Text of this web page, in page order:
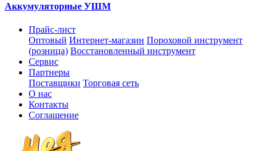
Аккумуляторные УШМ
Прайс-лист
Оптовый Интернет-магазин Пороховой инструмент
(розница) Восстановленный инструмент
Сервис
Партнеры
Поставщики Торговая сеть
О нас
Контакты
Соглашение